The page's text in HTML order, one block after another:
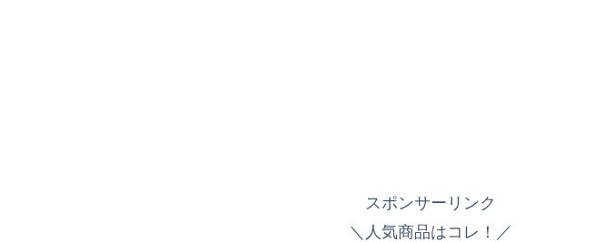
スポンサーリンク
＼人気商品はコレ！／